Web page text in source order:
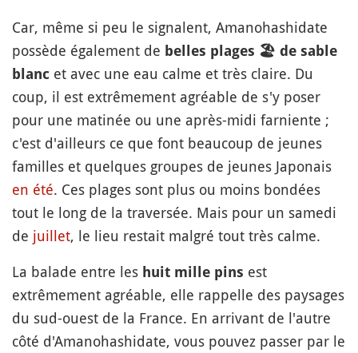
Car, même si peu le signalent, Amanohashidate
possède également de belles plages 🏖 de sable
blanc et avec une eau calme et très claire. Du
coup, il est extrêmement agréable de s'y poser
pour une matinée ou une après-midi farniente ;
c'est d'ailleurs ce que font beaucoup de jeunes
familles et quelques groupes de jeunes Japonais
en été. Ces plages sont plus ou moins bondées
tout le long de la traversée. Mais pour un samedi
de juillet, le lieu restait malgré tout très calme.
La balade entre les huit mille pins est
extrêmement agréable, elle rappelle des paysages
du sud-ouest de la France. En arrivant de l'autre
côté d'Amanohashidate, vous pouvez passer par le